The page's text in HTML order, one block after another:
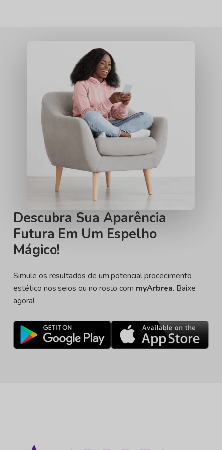
Descubra Sua Aparência
Futura Em Um Espelho
Mágico!
Simule os resultados de um potencial procedimento
estético nos seios ou no rosto com myArbrea. Baixe
agora!